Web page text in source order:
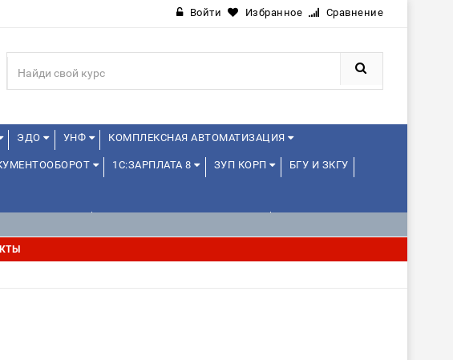
Войти Избранное Сравнение
ЭДО УНФ КОМПЛЕКСНАЯ АВТОМАТИЗАЦИЯ
1С:ЗАРПЛАТА 8 ЗУП КОРП БГУ И ЗКГУ
12 ЛЕТ